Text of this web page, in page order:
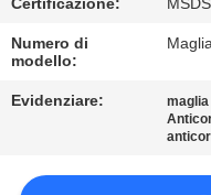
NOTIZIE
UNA
Certificazione:
Numero di
modello:
Evidenziare: